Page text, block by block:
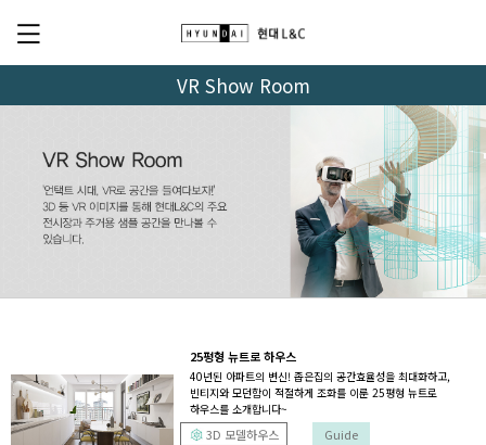
VR Show Room
25평형 뉴트로 하우스
40년된 아파트의 변신! 좁은집의 공간효율성을 최대화하고,
빈티지와 모던함이 적절하게 조화를 이룬 25평형 뉴트로
하우스를 소개합니다~
3D 모델하우스 Guide